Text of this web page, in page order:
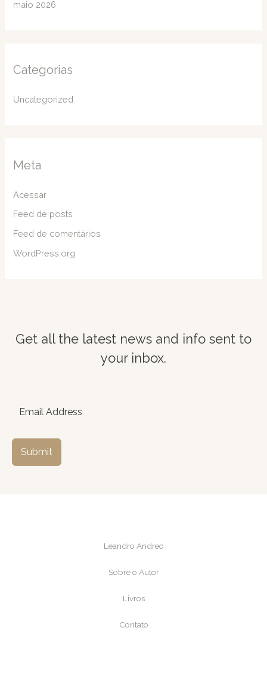
maio 2026
Categorias
Uncategorized
Meta
Acessar
Feed de posts
Feed de comentários
WordPress.org
Get all the latest news and info sent to
your inbox.
Submit
Leandro Andreo
Sobre o Autor
Livros
Contato